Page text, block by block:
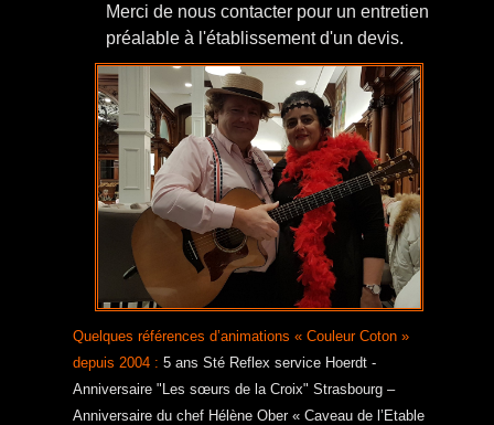
Merci de nous contacter pour un entretien
préalable à l'établissement d'un devis.
Quelques références d’animations « Couleur Coton »
depuis 2004 : 5 ans Sté Reflex service Hoerdt -
Anniversaire "Les sœurs de la Croix" Strasbourg –
Anniversaire du chef Hélène Ober « Caveau de l’Etable